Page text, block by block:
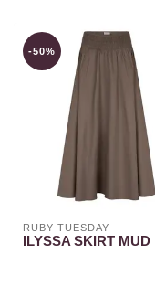
-50%
RUBY TUESDAY
ILYSSA SKIRT MUD